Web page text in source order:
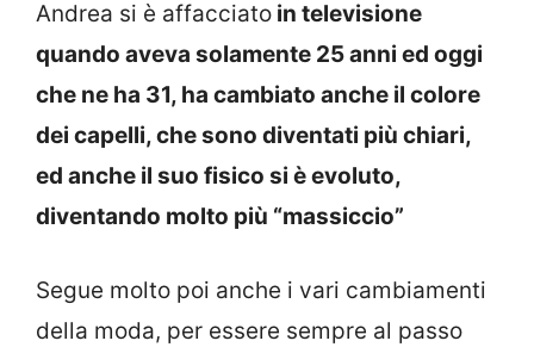
Andrea si è affacciato in televisione
quando aveva solamente 25 anni ed oggi
che ne ha 31, ha cambiato anche il colore
dei capelli, che sono diventati più chiari,
ed anche il suo fisico si è evoluto,
diventando molto più “massiccio”
Segue molto poi anche i vari cambiamenti
della moda, per essere sempre al passo